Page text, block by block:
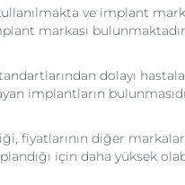
ve implant
markası
dolayı
implantların
fiyatlarının diğer
için daha yüksek